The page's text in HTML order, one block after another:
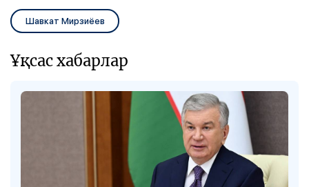
Шавкат Мирзиёев
Ұқсас хабарлар